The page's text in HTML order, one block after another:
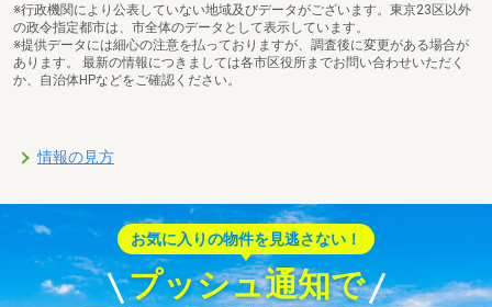
※行政機関により公表していない地域及びデータがございます。東京23区以外
の政令指定都市は、市全体のデータとして表示しています。
※提供データには細心の注意を払っておりますが、調査後に変更がある場合が
あります。 最新の情報につきましては各市区役所までお問い合わせいただく
か、自治体HPなどをご確認ください。
情報の見方
お気に入りの物件を見逃さない！
プッシュ通知で